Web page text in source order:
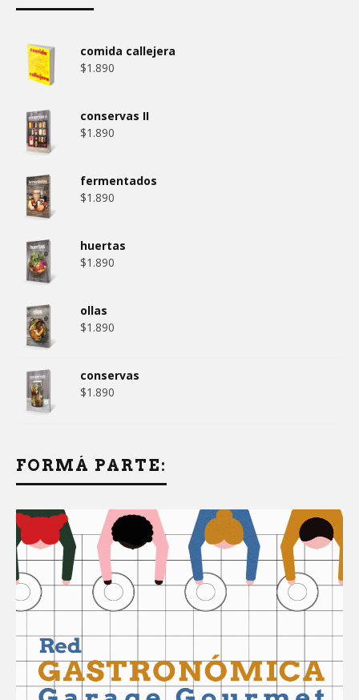
comida callejera
$1.890
conservas II
$1.890
fermentados
$1.890
huertas
$1.890
ollas
$1.890
conservas
$1.890
FORMÁ PARTE: